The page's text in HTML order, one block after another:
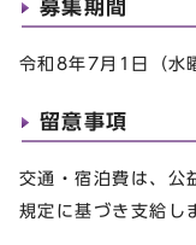
募集期間
令和8年7月1日（水
留意事項
交通・宿泊費は、公
規定に基づき支給し